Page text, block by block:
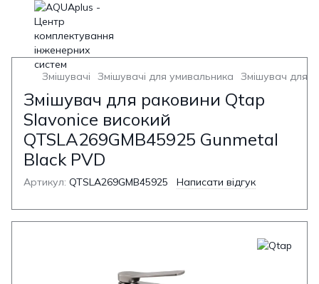
Змішувачі Змішувачі для умивальника Змішувач для
Змішувач для раковини Qtap
Slavonice високий
QTSLA269GMB45925 Gunmetal
Black PVD
Артикул: QTSLA269GMB45925 Написати відгук